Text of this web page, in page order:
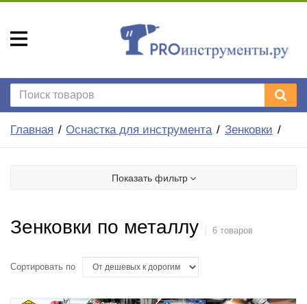
Главная Оснастка для инструмента Зенковки
Показать фильтр
Зенковки по металлу 6 товаров
Сортировать по